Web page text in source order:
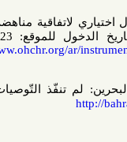
مناهضة التعذيب
23/06/2023.
https://
البحرين: لم تنفّذ التّوصيات وحرّفت